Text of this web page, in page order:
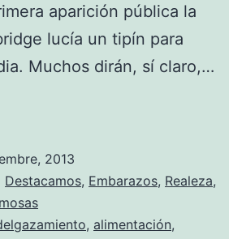
aparición pública la
lucía un tipín para
Muchos dirán, sí claro,…
2013
Destacamos, Embarazos, Realeza,
, alimentación,